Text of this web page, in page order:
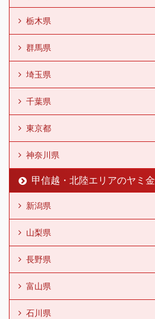
栃木県
群馬県
埼玉県
千葉県
東京都
神奈川県
甲信越・北陸エリアのヤミ金
新潟県
山梨県
長野県
富山県
石川県